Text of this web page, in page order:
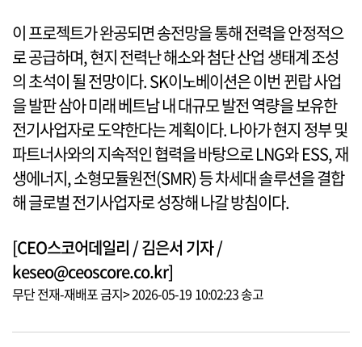
이 프로젝트가 완공되면 송전망을 통해 전력을 안정적으
로 공급하며, 현지 전력난 해소와 첨단 산업 생태계 조성
의 초석이 될 전망이다. SK이노베이션은 이번 뀐랍 사업
을 발판 삼아 미래 베트남 내 대규모 발전 역량을 보유한
전기사업자로 도약한다는 계획이다. 나아가 현지 정부 및
파트너사와의 지속적인 협력을 바탕으로 LNG와 ESS, 재
생에너지, 소형모듈원전(SMR) 등 차세대 솔루션을 결합
해 글로벌 전기사업자로 성장해 나갈 방침이다.
[CEO스코어데일리 / 김은서 기자 /
keseo@ceoscore.co.kr]
무단 전재-재배포 금지> 2026-05-19 10:02:23 송고